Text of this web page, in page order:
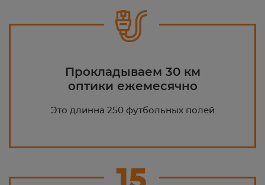
Прокладываем 30 км
оптики ежемесячно
Это длинна 250 футбольных полей